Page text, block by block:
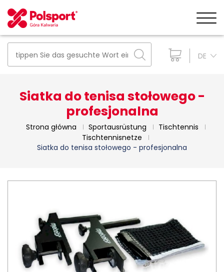
DE
Siatka do tenisa stołowego -
profesjonalna
Strona główna Sportausrüstung
Tischtennis
Tischtennisnetze
Siatka do tenisa stołowego - profesjonalna